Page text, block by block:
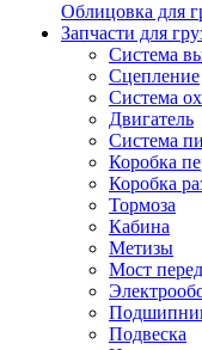
Облицовка для
Запчасти для
Система
Сцепление
Система
Двигатель
Система
Коробка
Коробка
Тормоза
Кабина
Метизы
Мост
Подвеска